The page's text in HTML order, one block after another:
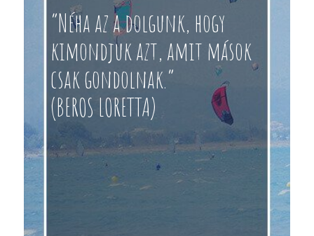
“Néha az a dolgunk, hogy
kimondjuk azt, amit mások
csak gondolnak.”
(BEROS LORETTA)